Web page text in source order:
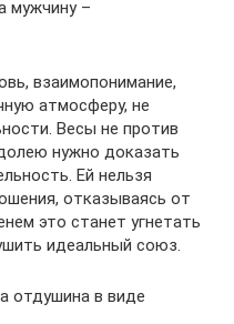
мужчину –
взаимопонимание,
атмосферу, не
Весы не против
нужно доказать
Ей нельзя
отказываясь от
это станет угнетать
идеальный союз.
отдушина в виде